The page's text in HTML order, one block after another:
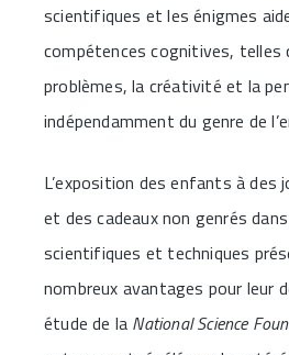
scientifiques et les énigmes
compétences cognitives, telles
problèmes, la créativité et la
indépendamment du genre de
L’exposition des enfants à
et des cadeaux non genrés
scientifiques et techniques
nombreux avantages pour leur
étude de la National Science